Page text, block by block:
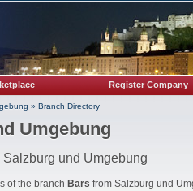
Register Company
» Branch Directory
Umgebung
und Umgebung
of the branch Bars from Salzburg und